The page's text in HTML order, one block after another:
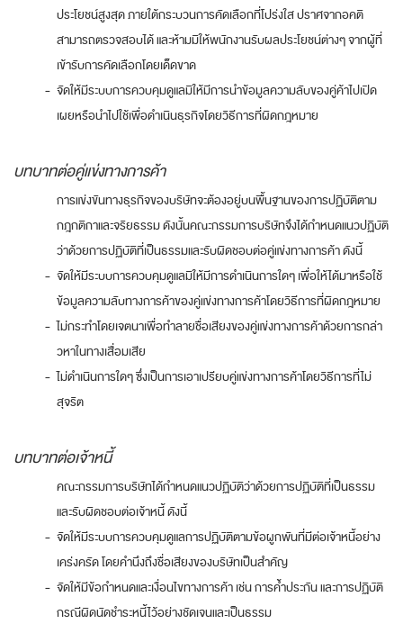
ประโยชน์สูงสุด ภายใต้กระบวนการคัดเลือกที่โปร่งใส ปราศจากอคติ
สามารถตรวจสอบได้ และห้ามมิให้พนักงานรับผลประโยชน์ต่างๆ จากผู้ที่
เข้ารับการคัดเลือกโดยเด็ดขาด
- จัดให้มีระบบการควบคุมดูแลมิให้มีการนำข้อมูลความลับของคู่ค้าไปเปิด
เผยหรือนำไปใช้เพื่อดำเนินธุรกิจโดยวิธีการที่ผิดกฎหมาย
บทบาทต่อคู่แข่งทางการค้า
การแข่งขันทางธุรกิจของบริษัทจะต้องอยู่บนพื้นฐานของการปฏิบัติตาม
กฎกติกาและจริยธรรม ดังนั้นคณะกรรมการบริษัทจึงได้กำหนดแนวปฏิบัติ
ว่าด้วยการปฏิบัติที่เป็นธรรมและรับผิดชอบต่อคู่แข่งทางการค้า ดังนี้
- จัดให้มีระบบการควบคุมดูแลมิให้มีการดำเนินการใดๆ เพื่อให้ได้มาหรือใช้
ข้อมูลความลับทางการค้าของคู่แข่งทางการค้าโดยวิธีการที่ผิดกฎหมาย
- ไม่กระทำโดยเจตนาเพื่อทำลายชื่อเสียงของคู่แข่งทางการค้าด้วยการกล่า
วหาในทางเสื่อมเสีย
- ไม่ดำเนินการใดๆ ซึ่งเป็นการเอาเปรียบคู่แข่งทางการค้าโดยวิธีการที่ไม่
สุจริต
บทบาทต่อเจ้าหนี้
คณะกรรมการบริษัทได้กำหนดแนวปฏิบัติว่าด้วยการปฏิบัติที่เป็นธรรม
และรับผิดชอบต่อเจ้าหนี้ ดังนี้
- จัดให้มีระบบการควบคุมดูแลการปฏิบัติตามข้อผูกพันที่มีต่อเจ้าหนี้อย่าง
เคร่งครัด โดยคำนึงถึงชื่อเสียงของบริษัทเป็นสำคัญ
- จัดให้มีข้อกำหนดและเงื่อนไขทางการค้า เช่น การค้ำประกัน และการปฏิบัติ
กรณีผิดนัดชำระหนี้ไว้อย่างชัดเจนและเป็นธรรม